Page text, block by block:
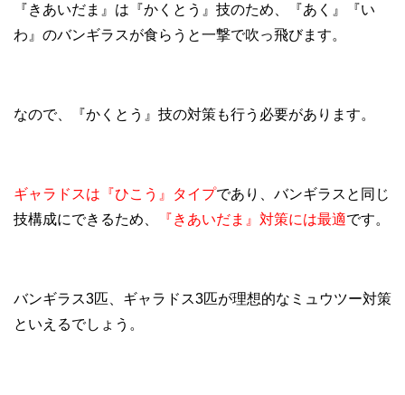
『きあいだま』は『かくとう』技のため、『あく』『い
わ』のバンギラスが食らうと一撃で吹っ飛びます。
なので、『かくとう』技の対策も行う必要があります。
ギャラドスは『ひこう』タイプであり、バンギラスと同じ
技構成にできるため、
『きあいだま』対策には最適です。
バンギラス3匹、ギャラドス3匹が理想的なミュウツー対策
といえるでしょう。